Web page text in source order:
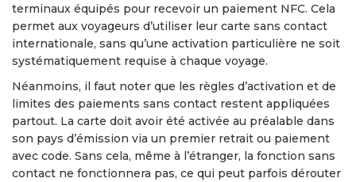
terminaux équipés pour recevoir un paiement NFC. Cela
permet aux voyageurs d’utiliser leur carte sans contact
internationale, sans qu’une activation particulière ne soit
systématiquement requise à chaque voyage.
Néanmoins, il faut noter que les règles d’activation et de
limites des paiements sans contact restent appliquées
partout. La carte doit avoir été activée au préalable dans
son pays d’émission via un premier retrait ou paiement
avec code. Sans cela, même à l’étranger, la fonction sans
contact ne fonctionnera pas, ce qui peut parfois dérouter